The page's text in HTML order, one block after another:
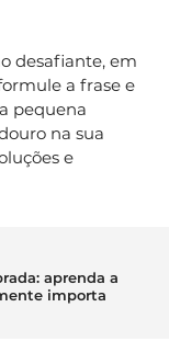
desafiante, em
a frase e
pequena
na sua
e
aprenda a
importa